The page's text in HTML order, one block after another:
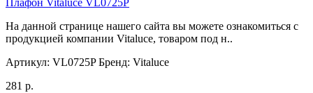
Плафон Vitaluce VL0725P
На данной странице нашего сайта вы можете ознакомиться с
продукцией компании Vitaluce, товаром под н..
Артикул: VL0725P Бренд: Vitaluce
281 р.